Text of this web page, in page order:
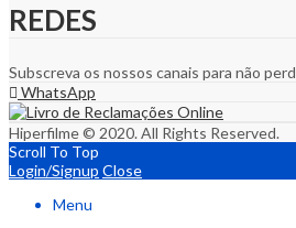
REDES
Subscreva os nossos canais para não
WhatsApp
Hiperfilme © 2020. All Rights Reserved.
Scroll To Top
Login/Signup Close
Menu